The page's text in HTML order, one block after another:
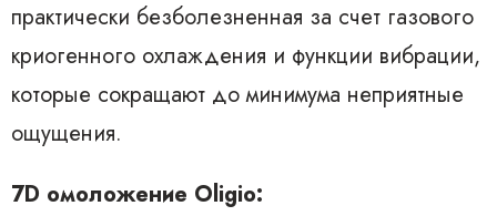
практически безболезненная за счет газового
криогенного охлаждения и функции вибрации,
которые сокращают до минимума неприятные
ощущения.
7D омоложение Oligio: